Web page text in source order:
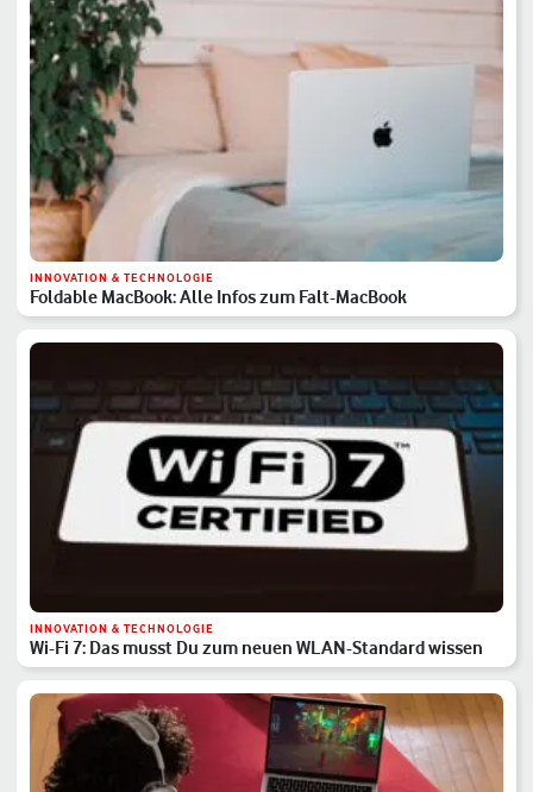
INNOVATION & TECHNOLOGIE
Foldable MacBook: Alle Infos zum Falt-MacBook
INNOVATION & TECHNOLOGIE
Wi-Fi 7: Das musst Du zum neuen WLAN-Standard wissen